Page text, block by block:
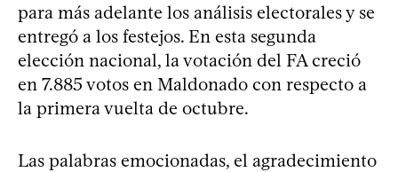
para más adelante los análisis electorales y se
entregó a los festejos. En esta segunda
elección nacional, la votación del FA creció
en 7.885 votos en Maldonado con respecto a
la primera vuelta de octubre.
Las palabras emocionadas, el agradecimiento